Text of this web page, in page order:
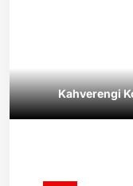
Kahverengi